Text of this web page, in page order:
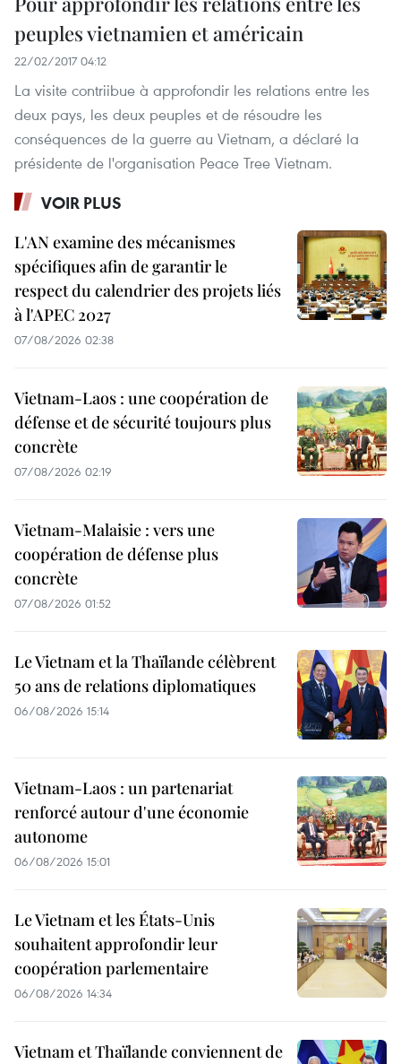
peuples vietnamien et américain
22/02/2017 04:12
La visite contriibue à approfondir les relations entre les
deux pays, les deux peuples et de résoudre les
conséquences de la guerre au Vietnam, a déclaré la
présidente de l'organisation Peace Tree Vietnam.
VOIR PLUS
L'AN examine des mécanismes
spécifiques afin de garantir le
respect du calendrier des projets liés
à l'APEC 2027
07/08/2026 02:38
Vietnam-Laos : une coopération de
défense et de sécurité toujours plus
concrète
07/08/2026 02:19
Vietnam-Malaisie : vers une
coopération de défense plus
concrète
07/08/2026 01:52
Le Vietnam et la Thaïlande célèbrent
50 ans de relations diplomatiques
06/08/2026 15:14
Vietnam-Laos : un partenariat
renforcé autour d'une économie
autonome
06/08/2026 15:01
Le Vietnam et les États-Unis
souhaitent approfondir leur
coopération parlementaire
06/08/2026 14:34
Vietnam et Thaïlande conviennent de